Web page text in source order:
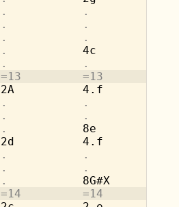
.           .
.           .
.           .           .
. 4c
.           .           .
=13
4.f
.           .
.           .
. 8e
4.f
.           .
.           .
. 8G#X
=14